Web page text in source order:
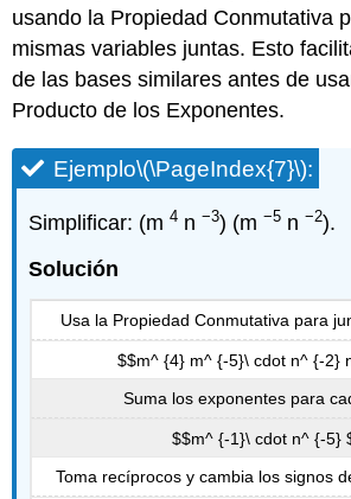
usando la Propiedad Conmutativa
mismas variables juntas. Esto
de las bases similares antes de
Producto de los Exponentes.
Ejemplo\(\PageIndex{7}\):
Simplificar: (m4 n−3) (m−5 n−2).
Solución
Usa la Propiedad Conmutativa para
$$m^ {4} m^ {-5}\ cdot n^ {-2}
Suma los exponentes para
$$m^ {-1}\ cdot n^ {-5}
Toma recíprocos y cambia los signos